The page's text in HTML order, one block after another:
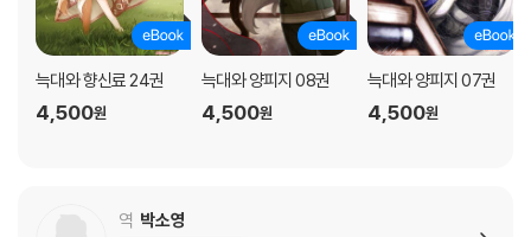
늑대와 향신료 24권
4,500원
늑대와 양피지 08권
4,500원
늑대와 양피지 07권
4,500원
역 박소영